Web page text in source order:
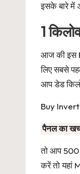
इसके बारे में
1
आज की इस
लिए सबसे
आप डेड
Buy
पैनल का
तो आप 500
करें तो यहां